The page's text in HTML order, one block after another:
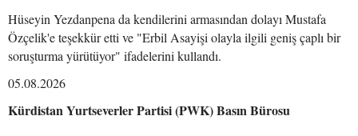
Hüseyin Yezdanpena da kendilerini armasından dolayı Mustafa
Özçelik'e teşekkür etti ve "Erbil Asayişi olayla ilgili geniş çaplı bir
soruşturma yürütüyor" ifadelerini kullandı.
05.08.2026
Kürdistan Yurtseverler Partisi (PWK) Basın Bürosu